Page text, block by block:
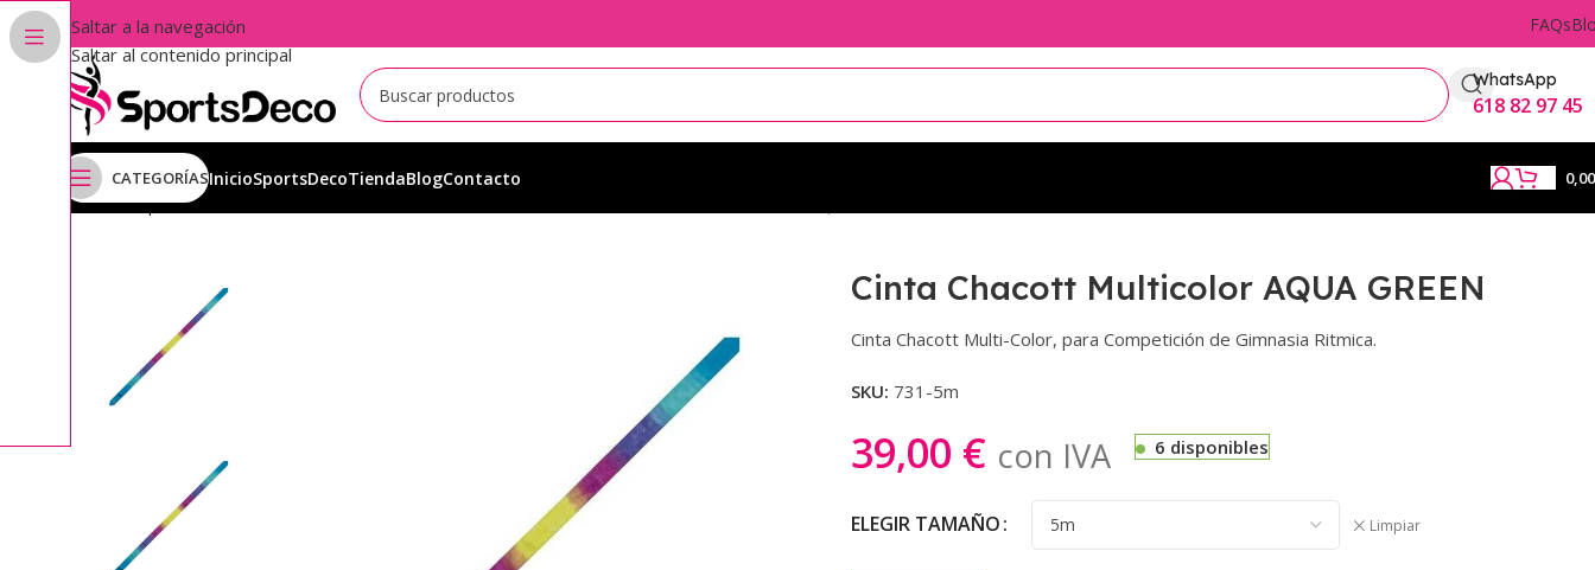
Saltar a la navegación
Saltar al contenido principal
FAQs
WhatsApp
618 82 97 45
CATEGORÍASInicioSportsDecoTiendaBlogContacto
Inicio Aparatos
Cinta Chacott Multicolor AQUA GREEN
Cinta Chacott Multi-Color, para Competición de Gimnasia Ritmica.
SKU: 731-5m
39,00 € con IVA 6 disponibles
ELEGIR TAMAÑO Limpiar